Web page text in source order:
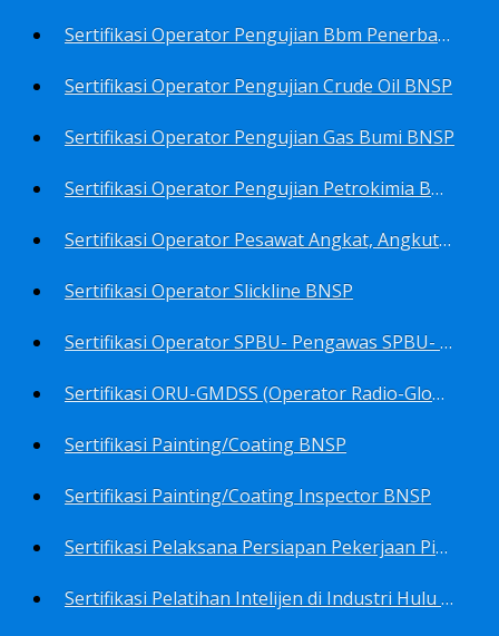
Sertifikasi Operator Pengujian Bbm Penerbangan Dan Non Penerbangan BNSP
Sertifikasi Operator Pengujian Crude Oil BNSP
Sertifikasi Operator Pengujian Gas Bumi BNSP
Sertifikasi Operator Pengujian Petrokimia BNSP
Sertifikasi Operator Pesawat Angkat, Angkut Dan Juru Ikat Beban BNSP
Sertifikasi Operator Slickline BNSP
Sertifikasi Operator SPBU- Pengawas SPBU- Teknisi SPBU- Teknisi Service Station SPBU BNSP
Sertifikasi ORU-GMDSS (Operator Radio-Global Maritime Distress&Safety System) BNSP
Sertifikasi Painting/Coating BNSP
Sertifikasi Painting/Coating Inspector BNSP
Sertifikasi Pelaksana Persiapan Pekerjaan Pims BNSP
Sertifikasi Pelatihan Intelijen di Industri Hulu Minyak dan Gas Bumi BNSP